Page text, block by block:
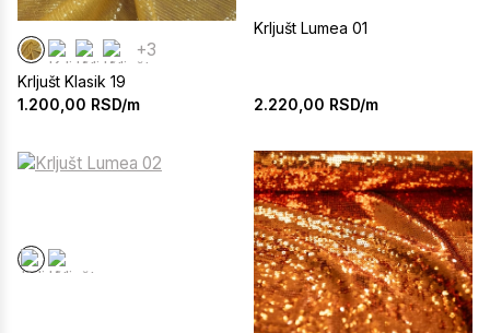
+3
Krljušt Klasik 19
1.200,00 RSD/m
Krljušt Lumea 01
2.220,00 RSD/m